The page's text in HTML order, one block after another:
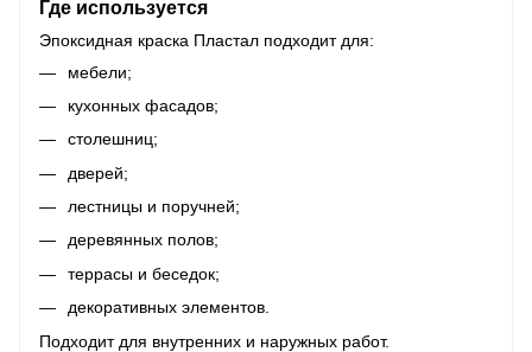
Где используется
Эпоксидная краска Пластал подходит для:
мебели;
кухонных фасадов;
столешниц;
дверей;
лестницы и поручней;
деревянных полов;
террасы и беседок;
декоративных элементов.
Подходит для внутренних и наружных работ.